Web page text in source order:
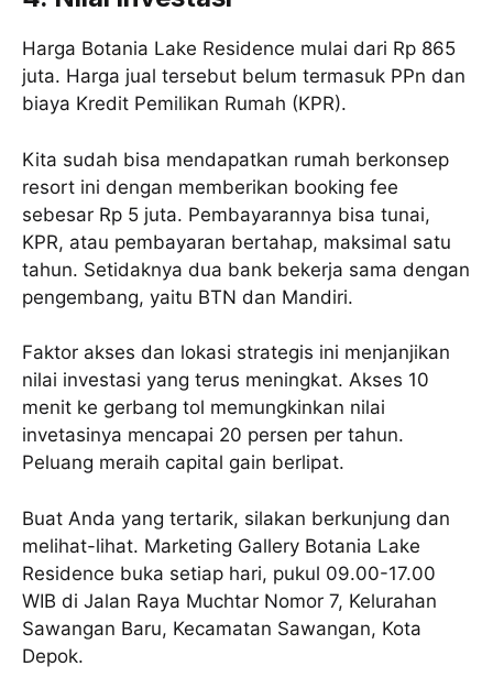
Harga Botania Lake Residence mulai dari Rp 865
juta. Harga jual tersebut belum termasuk PPn dan
biaya Kredit Pemilikan Rumah (KPR).
Kita sudah bisa mendapatkan rumah berkonsep
resort ini dengan memberikan booking fee
sebesar Rp 5 juta. Pembayarannya bisa tunai,
KPR, atau pembayaran bertahap, maksimal satu
tahun. Setidaknya dua bank bekerja sama dengan
pengembang, yaitu BTN dan Mandiri.
Faktor akses dan lokasi strategis ini menjanjikan
nilai investasi yang terus meningkat. Akses 10
menit ke gerbang tol memungkinkan nilai
invetasinya mencapai 20 persen per tahun.
Peluang meraih capital gain berlipat.
Buat Anda yang tertarik, silakan berkunjung dan
melihat-lihat. Marketing Gallery Botania Lake
Residence buka setiap hari, pukul 09.00-17.00
WIB di Jalan Raya Muchtar Nomor 7, Kelurahan
Sawangan Baru, Kecamatan Sawangan, Kota
Depok.